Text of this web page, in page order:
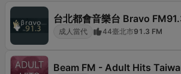
台北都會音樂台 Bravo
成人當代 44臺北市91.3 FM
Beam FM - Adult Hits